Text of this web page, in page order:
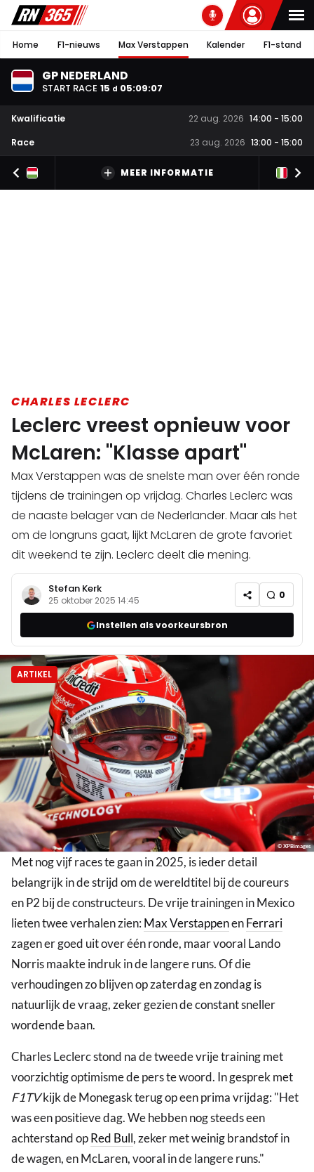
Home F1-nieuws Max Verstappen Kalender F1-stand
GP NEDERLAND
START RACE 15 d 05:09:06
Kwalificatie 22 aug. 2026 14:00 - 15:00
Race
23 aug. 2026 13:00 - 15:00
MEER INFORMATIE
CHARLES LECLERC
Leclerc vreest opnieuw voor
McLaren: "Klasse apart"
Max Verstappen was de snelste man over één ronde
tijdens de trainingen op vrijdag. Charles Leclerc was
de naaste belager van de Nederlander. Maar als het
om de longruns gaat, lijkt McLaren de grote favoriet
dit weekend te zijn. Leclerc deelt die mening.
Stefan Kerk
25 oktober 2025 14:45 0
Instellen als voorkeursbron
ARTIKEL
© XPBimages
Met nog vijf races te gaan in 2025, is ieder detail
belangrijk in de strijd om de wereldtitel bij de coureurs
en P2 bij de constructeurs. De vrije trainingen in Mexico
lieten twee verhalen zien: Max VerstappenenFerrari
zagen er goed uit over één ronde, maar vooral Lando
Norris maakte indruk in de langere runs. Of die
verhoudingen zo blijven op zaterdag en zondag is
natuurlijk de vraag, zeker gezien de constant sneller
wordende baan.
Charles Leclerc stond na de tweede vrije training met
voorzichtig optimisme de pers te woord. In gesprek met
F1TVkijk de Monegask terug op een prima vrijdag: "Het
was een positieve dag. We hebben nog steeds een
achterstand opRed Bull, zeker met weinig brandstof in
de wagen, en McLaren, vooral in de langere runs."